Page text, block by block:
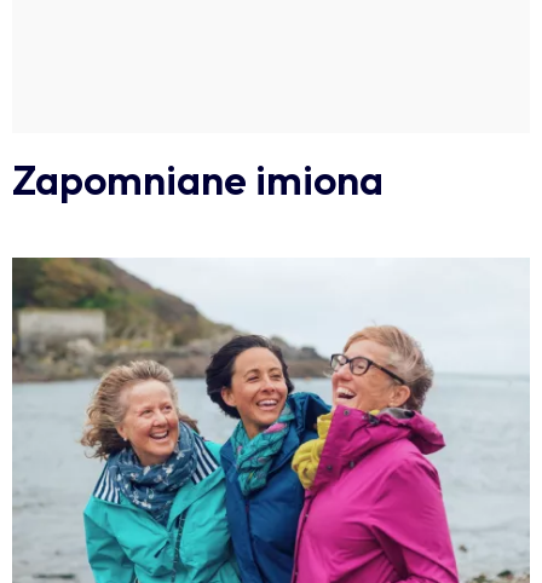
Zapomniane imiona